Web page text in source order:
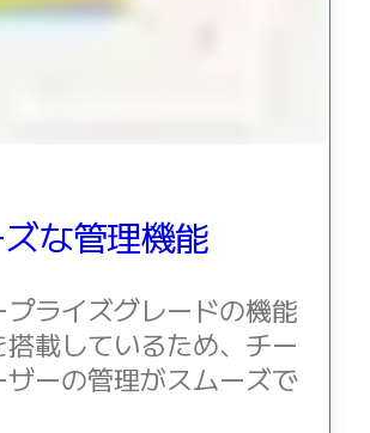
な管理機能
プライズグレードの機能
搭載しているため、チー
ザーの管理がスムーズで